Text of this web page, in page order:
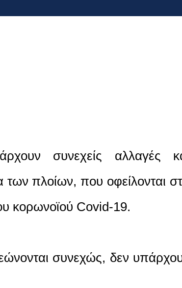
συνεχείς αλλαγές
των πλοίων, που οφείλονται
κορωνοϊού Covid-19.
συνεχώς, δεν